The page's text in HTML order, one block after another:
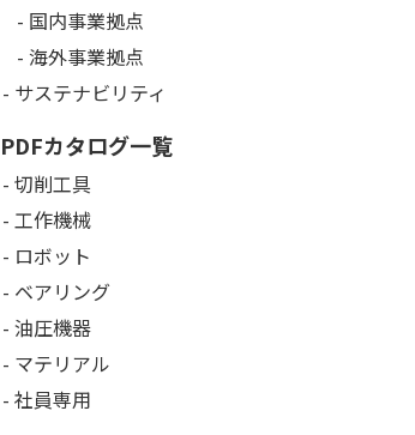
国内事業拠点
海外事業拠点
サステナビリティ
PDFカタログ一覧
切削工具
工作機械
ロボット
ベアリング
油圧機器
マテリアル
社員専用